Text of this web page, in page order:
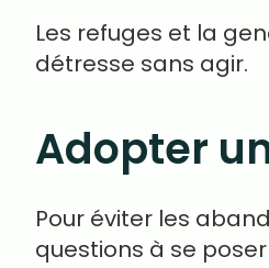
Les refuges et la
détresse sans agir.
Adopter
Pour éviter les
questions à se